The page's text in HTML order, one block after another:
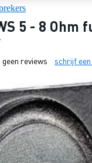
5 - 8 Ohm
geen reviews schrijf